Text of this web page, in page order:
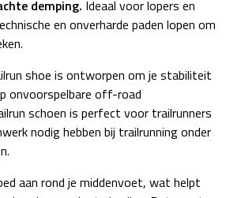
demping. Ideaal voor lopers en
en onverharde paden lopen om
shoe is ontworpen om je stabiliteit
onvoorspelbare off-road
schoen is perfect voor trailrunners
nodig hebben bij trailrunning onder
aan rond je middenvoet, wat helpt